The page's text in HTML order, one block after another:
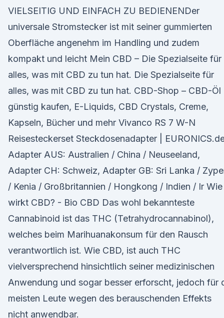
VIELSEITIG UND EINFACH ZU BEDIENENDer
universale Stromstecker ist mit seiner gummierten
Oberfläche angenehm im Handling und zudem
kompakt und leicht Mein CBD – Die Spezialseite für
alles, was mit CBD zu tun hat. Die Spezialseite für
alles, was mit CBD zu tun hat. CBD-Shop – CBD-Öl
günstig kaufen, E-Liquids, CBD Crystals, Creme,
Kapseln, Bücher und mehr Vivanco RS 7 W-N
Reisesteckerset Steckdosenadapter |
Adapter AUS: Australien / China / Neuseeland,
Adapter CH: Schweiz, Adapter GB: Sri Lanka /
/ Kenia / Großbritannien / Hongkong / Indien / Ir Wie
wirkt CBD? - Bio CBD Das wohl bekannteste
Cannabinoid ist das THC (Tetrahydrocannabinol),
welches beim Marihuanakonsum für den Rausch
verantwortlich ist. Wie CBD, ist auch THC
vielversprechend hinsichtlich seiner medizinischen
Anwendung und sogar besser erforscht, jedoch für
meisten Leute wegen des berauschenden Effekts
nicht anwendbar.